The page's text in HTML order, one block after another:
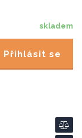
skladem
Přihlásit se